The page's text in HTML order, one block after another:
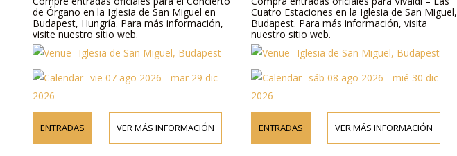
de Órgano en la Iglesia de San Miguel en
Budapest, Hungría. Para más información,
visite nuestro sitio web.
Iglesia de San Miguel, Budapest
vie 07 ago 2026 - mar 29 dic
2026
ENTRADAS VER MÁS INFORMACIÓN
Cuatro Estaciones en la Iglesia de San Miguel,
Budapest. Para más información, visita
nuestro sitio web.
Iglesia de San Miguel, Budapest
sáb 08 ago 2026 - mié 30 dic
2026
ENTRADAS VER MÁS INFORMACIÓN